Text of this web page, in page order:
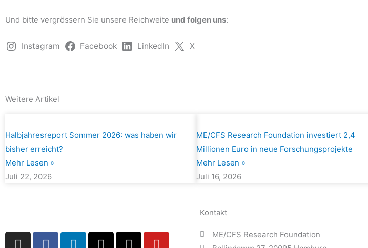
Und bitte vergrössern Sie unsere Reichweite und folgen uns:
Instagram Facebook LinkedIn X
Weitere Artikel
Halbjahresreport Sommer 2026: was haben wir
bisher erreicht?
Mehr Lesen »
Juli 22, 2026
ME/CFS Research Foundation investiert 2,4
Millionen Euro in neue Forschungsprojekte
Mehr Lesen »
Juli 16, 2026
I
F
L
X
T
Y
T
Kontakt
ME/CFS Research Foundation